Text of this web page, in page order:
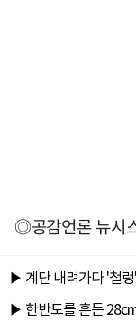
◎공감언론 뉴시